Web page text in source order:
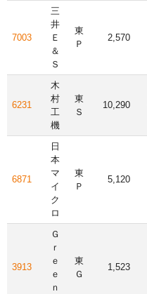
7003
三
井
Ｅ
＆
Ｓ
東
Ｐ
2,570
6231
木
村
工
機
東
Ｓ
10,290
6871
日
本
マ
イ
ク
ロ
東
Ｐ
5,120
3913
Ｇ
ｒ
ｅ
ｅ
ｎ
東
Ｇ
1,523